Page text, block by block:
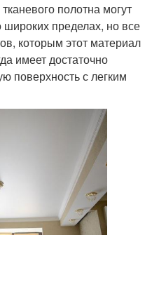
полотна могут
широких пределах, но все
которым этот материал
имеет достаточно
поверхность с легким